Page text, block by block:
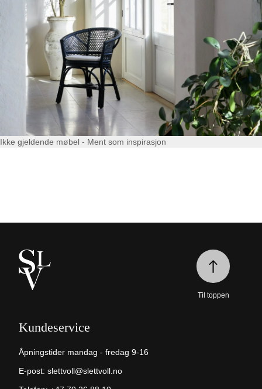
Ikke gjeldende møbel - Ment som inspirasjon
Kundeservice
Åpningstider mandag - fredag 9-16
E-post: slettvoll@slettvoll.no
Til toppen